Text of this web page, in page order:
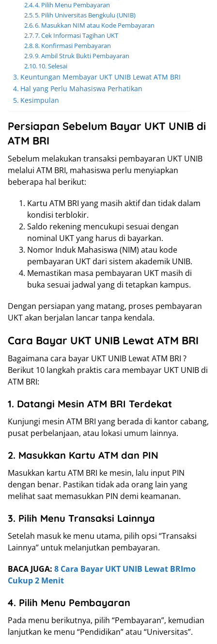
4. Pilih Menu Pembayaran
5. Pilih Universitas Bengkulu (UNIB)
6. Masukkan NIM atau Kode Pembayaran
7. Cek Informasi Tagihan UKT
8. Konfirmasi Pembayaran
9. Ambil Struk Bukti Pembayaran
10. Selesai
Keuntungan Membayar UKT UNIB Lewat ATM BRI
Hal yang Perlu Mahasiswa Perhatikan
Kesimpulan
Persiapan Sebelum Bayar UKT UNIB di
ATM BRI
Sebelum melakukan transaksi pembayaran UKT UNIB
melalui ATM BRI, mahasiswa perlu menyiapkan
beberapa hal berikut:
Kartu ATM BRI yang masih aktif dan tidak dalam
kondisi terblokir.
Saldo rekening mencukupi sesuai dengan
nominal UKT yang harus di bayarkan.
Nomor Induk Mahasiswa (NIM) atau kode
pembayaran UKT dari sistem akademik UNIB.
Memastikan masa pembayaran UKT masih di
buka sesuai jadwal yang di tetapkan kampus.
Dengan persiapan yang matang, proses pembayaran
UKT akan berjalan lancar tanpa kendala.
Cara Bayar UKT UNIB Lewat ATM BRI
Bagaimana cara bayar UKT UNIB Lewat ATM BRI ?
Berikut 10 langkah praktis cara membayar UKT UNIB di
ATM BRI:
1. Datangi Mesin ATM BRI Terdekat
Kunjungi mesin ATM BRI yang berada di kantor cabang,
pusat perbelanjaan, atau lokasi umum lainnya.
2. Masukkan Kartu ATM dan PIN
Masukkan kartu ATM BRI ke mesin, lalu input PIN
dengan benar. Pastikan tidak ada orang lain yang
melihat saat memasukkan PIN demi keamanan.
3. Pilih Menu Transaksi Lainnya
Setelah masuk ke menu utama, pilih opsi “Transaksi
Lainnya” untuk melanjutkan pembayaran.
BACA JUGA: 8 Cara Bayar UKT UNIB Lewat BRImo
Cukup 2 Menit
4. Pilih Menu Pembayaran
Pada menu berikutnya, pilih “Pembayaran”, kemudian
lanjutkan ke menu “Pendidikan” atau “Universitas”.